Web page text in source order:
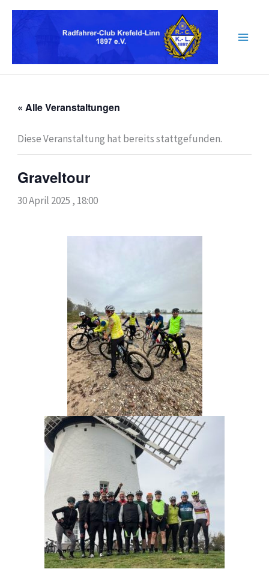
Zum
« Alle Veranstaltungen
Diese Veranstaltung hat bereits stattgefunden.
Graveltour
30 April 2025 , 18:00